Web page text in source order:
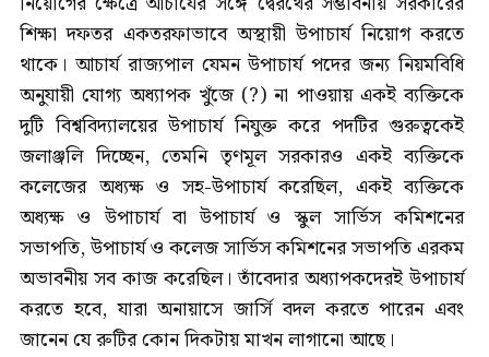
শিক্ষা দফতর একতরফাভাবে অস্থায়ী উপাচার্য নিয়োগ করতে
থাকে। আচার্য রাজ্যপাল যেমন উপাচার্য পদের জন্য নিয়মবিধি
অনুযায়ী যোগ্য অধ্যাপক খুঁজে (?) না পাওয়ায় একই ব্যক্তিকে
দুটি বিশ্ববিদ্যালয়ের উপাচার্য নিযুক্ত করে পদটির গুরুত্বকেই
জলাঞ্জলি দিচ্ছেন, তেমনি তৃণমূল সরকারও একই ব্যক্তিকে
কলেজের অধ্যক্ষ ও সহ-উপাচার্য করেছিল, একই ব্যক্তিকে
অধ্যক্ষ ও উপাচার্য বা উপাচার্য ও স্কুল সার্ভিস কমিশনের
সভাপতি, উপাচার্য ও কলেজ সার্ভিস কমিশনের সভাপতি এরকম
অভাবনীয় সব কাজ করেছিল। তাঁবেদার অধ্যাপকদেরই উপাচার্য
করতে হবে, যারা অনায়াসে জার্সি বদল করতে পারেন এবং
জানেন যে রুটির কোন দিকটায় মাখন লাগানো আছে।